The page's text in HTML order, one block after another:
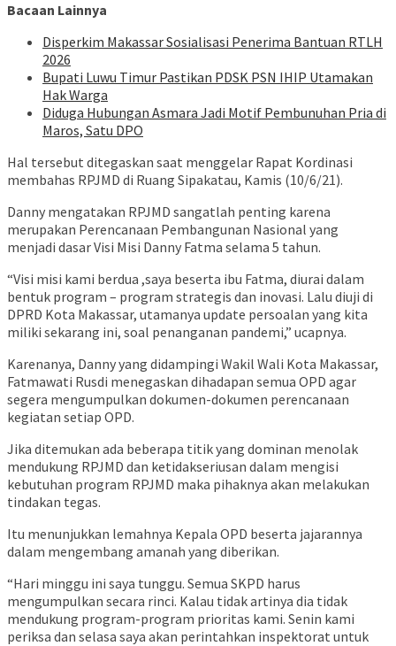
Bacaan Lainnya
Disperkim Makassar Sosialisasi Penerima Bantuan RTLH
2026
Bupati Luwu Timur Pastikan PDSK PSN IHIP Utamakan
Hak Warga
Diduga Hubungan Asmara Jadi Motif Pembunuhan Pria di
Maros, Satu DPO
Hal tersebut ditegaskan saat menggelar Rapat Kordinasi
membahas RPJMD di Ruang Sipakatau, Kamis (10/6/21).
Danny mengatakan RPJMD sangatlah penting karena
merupakan Perencanaan Pembangunan Nasional yang
menjadi dasar Visi Misi Danny Fatma selama 5 tahun.
“Visi misi kami berdua ,saya beserta ibu Fatma, diurai dalam
bentuk program – program strategis dan inovasi. Lalu diuji di
DPRD Kota Makassar, utamanya update persoalan yang kita
miliki sekarang ini, soal penanganan pandemi,” ucapnya.
Karenanya, Danny yang didampingi Wakil Wali Kota Makassar,
Fatmawati Rusdi menegaskan dihadapan semua OPD agar
segera mengumpulkan dokumen-dokumen perencanaan
kegiatan setiap OPD.
Jika ditemukan ada beberapa titik yang dominan menolak
mendukung RPJMD dan ketidakseriusan dalam mengisi
kebutuhan program RPJMD maka pihaknya akan melakukan
tindakan tegas.
Itu menunjukkan lemahnya Kepala OPD beserta jajarannya
dalam mengembang amanah yang diberikan.
“Hari minggu ini saya tunggu. Semua SKPD harus
mengumpulkan secara rinci. Kalau tidak artinya dia tidak
mendukung program-program prioritas kami. Senin kami
periksa dan selasa saya akan perintahkan inspektorat untuk